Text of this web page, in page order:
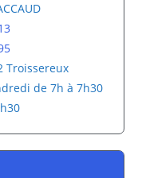
Troissereux
de 7h à 7h30